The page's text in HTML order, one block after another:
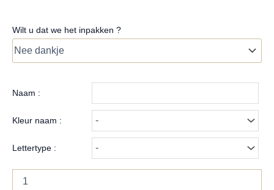
Wilt u dat we het inpakken ?
Naam :
Kleur naam :
Lettertype :